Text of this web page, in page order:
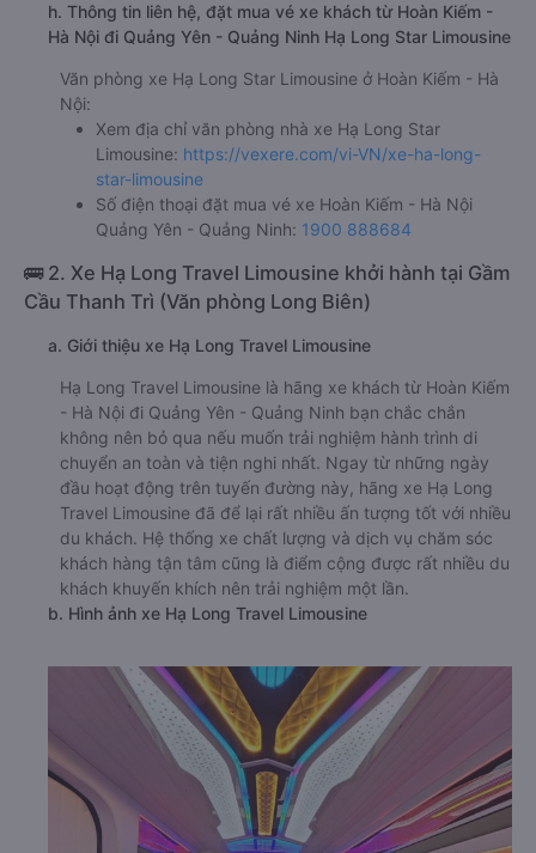
h. Thông tin liên hệ, đặt mua vé xe khách từ Hoàn Kiếm -
Hà Nội đi Quảng Yên - Quảng Ninh Hạ Long Star Limousine
Văn phòng xe Hạ Long Star Limousine ở Hoàn Kiếm - Hà
Nội:
Xem địa chỉ văn phòng nhà xe Hạ Long Star
Limousine: https://vexere.com/vi-VN/xe-ha-long-
star-limousine
Số điện thoại đặt mua vé xe Hoàn Kiếm - Hà Nội
Quảng Yên - Quảng Ninh: 1900 888684
🚌 2. Xe Hạ Long Travel Limousine khởi hành tại Gầm
Cầu Thanh Trì (Văn phòng Long Biên)
a. Giới thiệu xe Hạ Long Travel Limousine
Hạ Long Travel Limousine là hãng xe khách từ Hoàn Kiếm
- Hà Nội đi Quảng Yên - Quảng Ninh bạn chắc chắn
không nên bỏ qua nếu muốn trải nghiệm hành trình di
chuyển an toàn và tiện nghi nhất. Ngay từ những ngày
đầu hoạt động trên tuyến đường này, hãng xe Hạ Long
Travel Limousine đã để lại rất nhiều ấn tượng tốt với nhiều
du khách. Hệ thống xe chất lượng và dịch vụ chăm sóc
khách hàng tận tâm cũng là điểm cộng được rất nhiều du
khách khuyến khích nên trải nghiệm một lần.
b. Hình ảnh xe Hạ Long Travel Limousine